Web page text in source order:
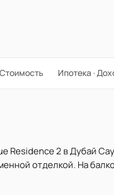
Стоимость Ипотека ·
Residence 2 в Дубай
отделкой. На